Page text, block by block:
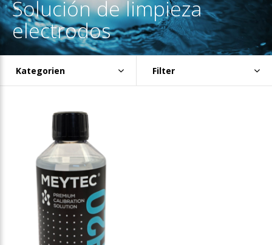
Solución de limpieza
electrodos
Kategorien Filter